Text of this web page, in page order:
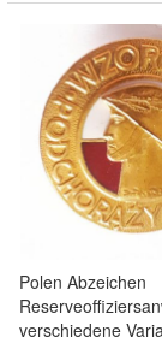
Polen Abzeichen
verschiedene